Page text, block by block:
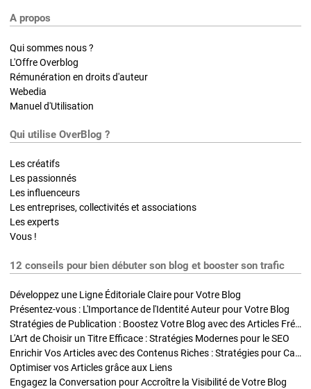
A propos
Qui sommes nous ?
L'Offre Overblog
Rémunération en droits d'auteur
Webedia
Manuel d'Utilisation
Qui utilise OverBlog ?
Les créatifs
Les passionnés
Les influenceurs
Les entreprises, collectivités et associations
Les experts
Vous !
12 conseils pour bien débuter son blog et booster son trafic
Développez une Ligne Éditoriale Claire pour Votre Blog
Présentez-vous : L'Importance de l'Identité Auteur pour Votre Blog
Stratégies de Publication : Boostez Votre Blog avec des Articles Fréquents et Exclusifs
L'Art de Choisir un Titre Efficace : Stratégies Modernes pour le SEO
Enrichir Vos Articles avec des Contenus Riches : Stratégies pour Captiver et Optimiser
Optimiser vos Articles grâce aux Liens
Engagez la Conversation pour Accroître la Visibilité de Votre Blog